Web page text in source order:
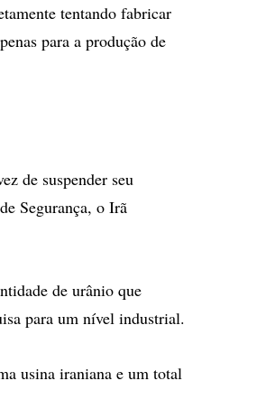
tentando fabricar
para a produção de
de suspender seu
Segurança, o Irã
de urânio que
para um nível industrial.
usina iraniana e um total